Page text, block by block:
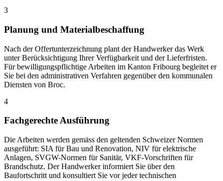
3
Planung und Materialbeschaffung
Nach der Offertunterzeichnung plant der Handwerker das Werk
unter Berücksichtigung Ihrer Verfügbarkeit und der Lieferfristen.
Für bewilligungspflichtige Arbeiten im Kanton Fribourg begleitet er
Sie bei den administrativen Verfahren gegenüber den kommunalen
Diensten von Broc.
4
Fachgerechte Ausführung
Die Arbeiten werden gemäss den geltenden Schweizer Normen
ausgeführt: SIA für Bau und Renovation, NIV für elektrische
Anlagen, SVGW-Normen für Sanitär, VKF-Vorschriften für
Brandschutz. Der Handwerker informiert Sie über den
Baufortschritt und konsultiert Sie vor jeder technischen